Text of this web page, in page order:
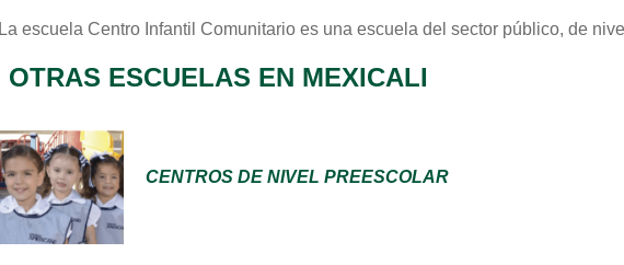
La escuela Centro Infantil Comunitario es una escuela del sector público, de
OTRAS ESCUELAS EN MEXICALI
CENTROS DE NIVEL PREESCOLAR